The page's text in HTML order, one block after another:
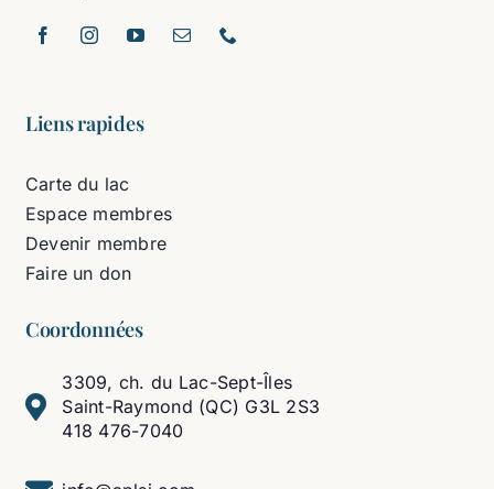
Liens rapides
Carte du lac
Espace membres
Devenir membre
Faire un don
Coordonnées
3309, ch. du Lac-Sept-Îles
Saint-Raymond (QC) G3L 2S3
418 476-7040